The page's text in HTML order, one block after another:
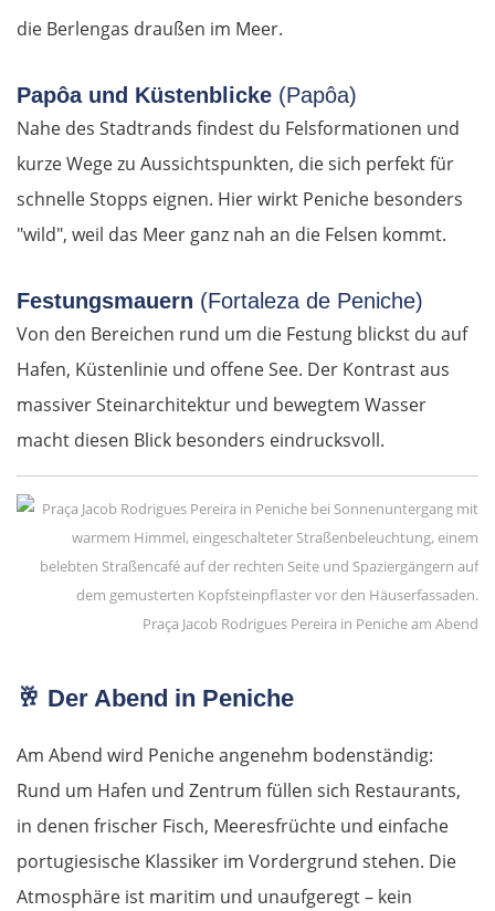
die Berlengas draußen im Meer.
Papôa und Küstenblicke (Papôa)
Nahe des Stadtrands findest du Felsformationen und
kurze Wege zu Aussichtspunkten, die sich perfekt für
schnelle Stopps eignen. Hier wirkt Peniche besonders
"wild", weil das Meer ganz nah an die Felsen kommt.
Festungsmauern (Fortaleza de Peniche)
Von den Bereichen rund um die Festung blickst du auf
Hafen, Küstenlinie und offene See. Der Kontrast aus
massiver Steinarchitektur und bewegtem Wasser
macht diesen Blick besonders eindrucksvoll.
Praça Jacob Rodrigues Pereira in Peniche am Abend
🥂 Der Abend in Peniche
Am Abend wird Peniche angenehm bodenständig:
Rund um Hafen und Zentrum füllen sich Restaurants,
in denen frischer Fisch, Meeresfrüchte und einfache
portugiesische Klassiker im Vordergrund stehen. Die
Atmosphäre ist maritim und unaufgeregt – kein
Xanthi
Kavala
Asprovalta
Thessaloniki
Katerini
Elassona
Kalambaka
Meteora-Klöster
Karditsa
Livanates
Chalkida
SÜDROUTE
Athen